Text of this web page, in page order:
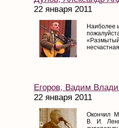
22 января 2011
Наиболее
Егоров, Вадим
22 января 2011
Окончил
В. И.